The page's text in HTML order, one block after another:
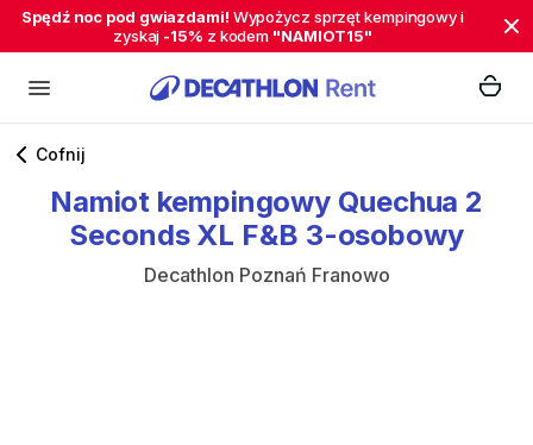
Spędź noc pod gwiazdami! Wypożycz sprzęt kempingowy i
zyskaj -15% z kodem "NAMIOT15"
Cofnij
Namiot kempingowy Quechua 2
Seconds XL F&B 3-osobowy
Decathlon Poznań Franowo